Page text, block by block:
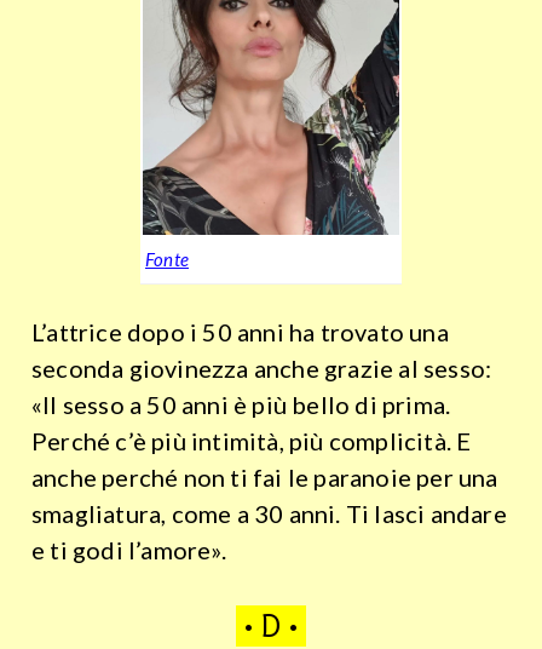
Fonte
L’attrice dopo i 50 anni ha trovato una
seconda giovinezza anche grazie al sesso:
«Il sesso a 50 anni è più bello di prima.
Perché c’è più intimità, più complicità. E
anche perché non ti fai le paranoie per una
smagliatura, come a 30 anni. Ti lasci andare
e ti godi l’amore».
• D •